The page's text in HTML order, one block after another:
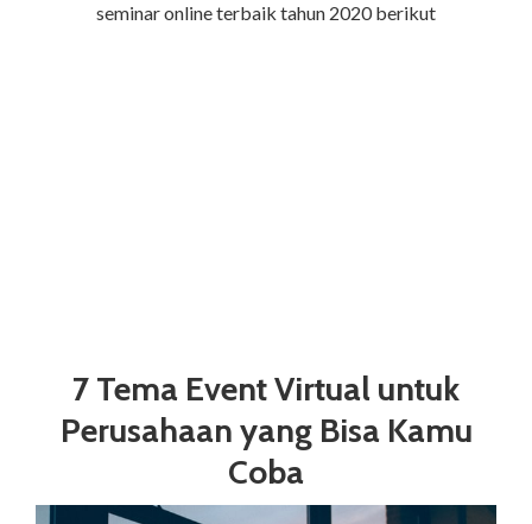
seminar online terbaik tahun 2020 berikut
7 Tema Event Virtual untuk
Perusahaan yang Bisa Kamu
Coba